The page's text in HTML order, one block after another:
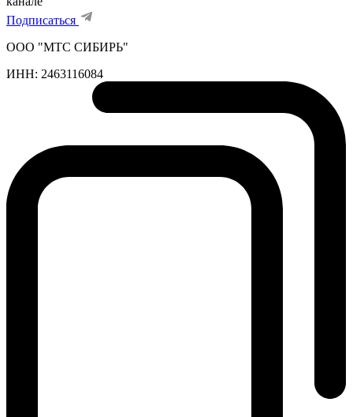
Подписаться
ООО "МТС СИБИРЬ"
ИНН: 2463116084